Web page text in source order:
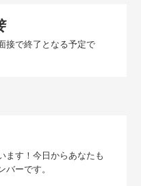
接で終了となる予定で
ます！今日からあなたも
バーです。